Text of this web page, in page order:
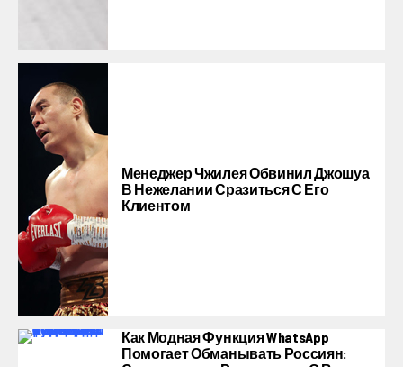
Менеджер Чжилея Обвинил Джошуа
В Нежелании Сразиться С Его
Клиентом
Как Модная Функция WhatsApp
Помогает Обманывать Россиян: